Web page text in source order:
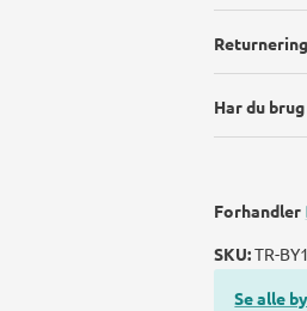
Har du
Forhandler
SKU:TR-
Se alle